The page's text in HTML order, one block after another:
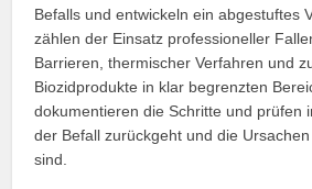
Befalls und entwickeln ein abgestuftes
zählen der Einsatz professioneller
Barrieren, thermischer Verfahren und
Biozidprodukte in klar begrenzten
dokumentieren die Schritte und prüfen
der Befall zurückgeht und die
sind.